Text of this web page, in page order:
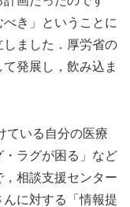
き」ということに
ました．厚労省の
発展し，飲み込ま
ている自分の医療
ラグが困る」など
相談支援センター
に対する「情報提